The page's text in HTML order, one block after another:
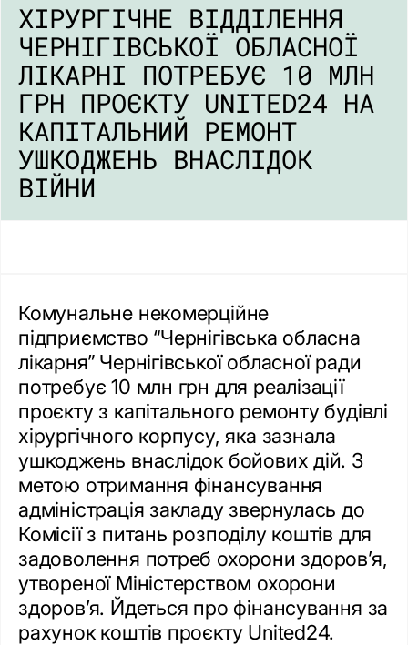
ХІРУРГІЧНЕ ВІДДІЛЕННЯ
ЧЕРНІГІВСЬКОЇ ОБЛАСНОЇ
ЛІКАРНІ ПОТРЕБУЄ 10 МЛН
ГРН ПРОЄКТУ UNITED24 НА
КАПІТАЛЬНИЙ РЕМОНТ
УШКОДЖЕНЬ ВНАСЛІДОК
ВІЙНИ
Комунальне некомерційне
підприємство “Чернігівська обласна
лікарня” Чернігівської обласної ради
потребує 10 млн грн для реалізації
проєкту з капітального ремонту будівлі
хірургічного корпусу, яка зазнала
ушкоджень внаслідок бойових дій. З
метою отримання фінансування
адміністрація закладу звернулась до
Комісії з питань розподілу коштів для
задоволення потреб охорони здоров’я,
утвореної Міністерством охорони
здоров’я. Йдеться про фінансування за
рахунок коштів проєкту United24.